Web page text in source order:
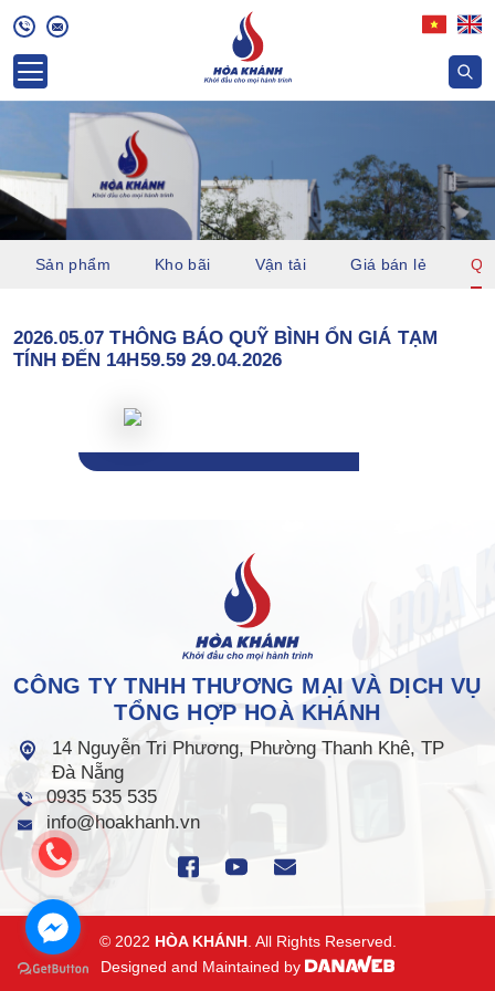
Sản phẩm Kho bãi Vận tải Giá bán lẻ
2026.05.07 THÔNG BÁO QUỸ BÌNH ỔN GIÁ TẠM
TÍNH ĐẾN 14H59.59 29.04.2026
CÔNG TY TNHH THƯƠNG MẠI VÀ DỊCH VỤ
TỔNG HỢP HOÀ KHÁNH
14 Nguyễn Tri Phương, Phường Thanh Khê, TP
Đà Nẵng
0935 535 535
info@hoakhanh.vn
© 2022 HÒA KHÁNH. All Rights Reserved.
Designed and Maintained by